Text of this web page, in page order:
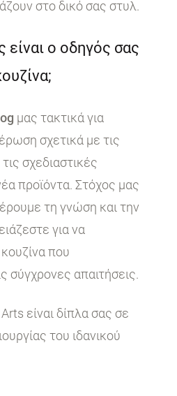
στο δικό σας στυλ.
είναι ο οδηγός σας
μας τακτικά για
σχετικά με τις
σχεδιαστικές
προϊόντα. Στόχος μας
τη γνώση και την
για να
που
σύγχρονες απαιτήσεις.
είναι δίπλα σας σε
του ιδανικού